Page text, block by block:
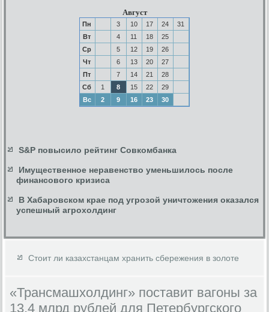
Август
Пн 3 10 17 24
31
Вт
4 11 18
25
Ср
5 12 19
26
Чт
6 13 20
27
Пт
7 14 21
28
Сб
1 8 15 22
29
Вс
2 9 16 23 30
S&P повысило рейтинг Совкомбанка
Имущественное неравенство уменьшилось после
финансового кризиса
В Хабаровском крае под угрозой уничтожения оказался
успешный агрохолдинг
Стоит ли казахстанцам хранить сбережения в золоте
«Трансмашхолдинг» поставит вагоны за
13,4 млрд рублей для Петербургского